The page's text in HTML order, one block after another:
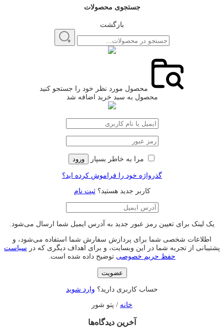
جستجوی محصولات
بازگشت
محصول مورد نظر خود را جستجو کنید
محصول به سبد خرید اضافه شد
مرا به خاطر بسپار ورود
گذرواژه خود را فراموش کرده اید؟
کاربر جدید هستید؟ثبت نام
یک لینک برای تعیین رمز عبور جدید به آدرس ایمیل شما ارسال می‌شود.
اطلاعات شخصی شما برای پردازش سفارش شما استفاده می‌شود، و
پشتیبانی از تجربه شما در این وبسایت، و برای اهداف دیگری که در سیاست
حفظ حریم خصوصی توضیح داده شده است.
عضویت
حساب کاربری دارید؟ وارد شوید
خانه / پتو شور
آخرین دیدگاه‌ها